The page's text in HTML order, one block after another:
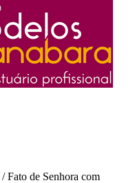
/ Fato de Senhora com